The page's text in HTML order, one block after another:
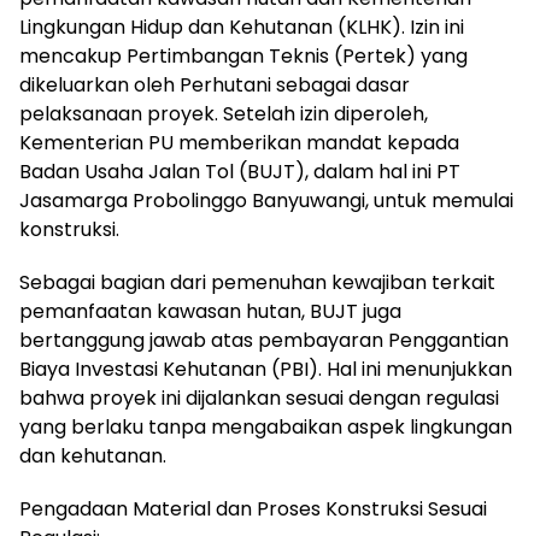
Lingkungan Hidup dan Kehutanan (KLHK). Izin ini
mencakup Pertimbangan Teknis (Pertek) yang
dikeluarkan oleh Perhutani sebagai dasar
pelaksanaan proyek. Setelah izin diperoleh,
Kementerian PU memberikan mandat kepada
Badan Usaha Jalan Tol (BUJT), dalam hal ini PT
Jasamarga Probolinggo Banyuwangi, untuk memulai
konstruksi.
Sebagai bagian dari pemenuhan kewajiban terkait
pemanfaatan kawasan hutan, BUJT juga
bertanggung jawab atas pembayaran Penggantian
Biaya Investasi Kehutanan (PBI). Hal ini menunjukkan
bahwa proyek ini dijalankan sesuai dengan regulasi
yang berlaku tanpa mengabaikan aspek lingkungan
dan kehutanan.
Pengadaan Material dan Proses Konstruksi Sesuai